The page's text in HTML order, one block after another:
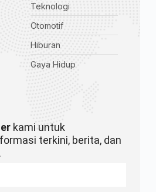
Teknologi
Otomotif
Hiburan
Gaya Hidup
kami untuk
terkini, berita, dan